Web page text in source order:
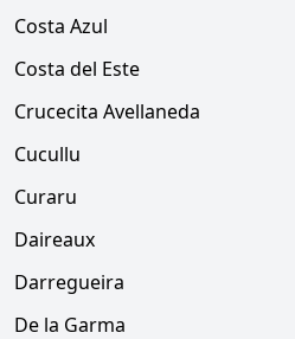
Costa Azul
Costa del Este
Crucecita Avellaneda
Cucullu
Curaru
Daireaux
Darregueira
De la Garma